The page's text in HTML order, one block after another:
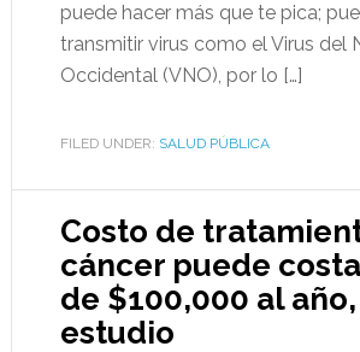
puede hacer más que te pica;
transmitir virus como el Virus del
Occidental (VNO), por lo […]
FILED UNDER: SALUD PÚBLICA
Costo de
cáncer puede
de $100,000 al
estudio